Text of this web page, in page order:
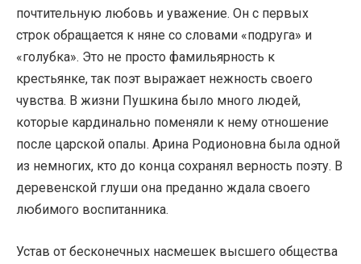
почтительную любовь и уважение. Он с первых
строк обращается к няне со словами «подруга» и
«голубка». Это не просто фамильярность к
крестьянке, так поэт выражает нежность своего
чувства. В жизни Пушкина было много людей,
которые кардинально поменяли к нему отношение
после царской опалы. Арина Родионовна была одной
из немногих, кто до конца сохранял верность поэту. В
деревенской глуши она преданно ждала своего
любимого воспитанника.
Устав от бесконечных насмешек высшего общества